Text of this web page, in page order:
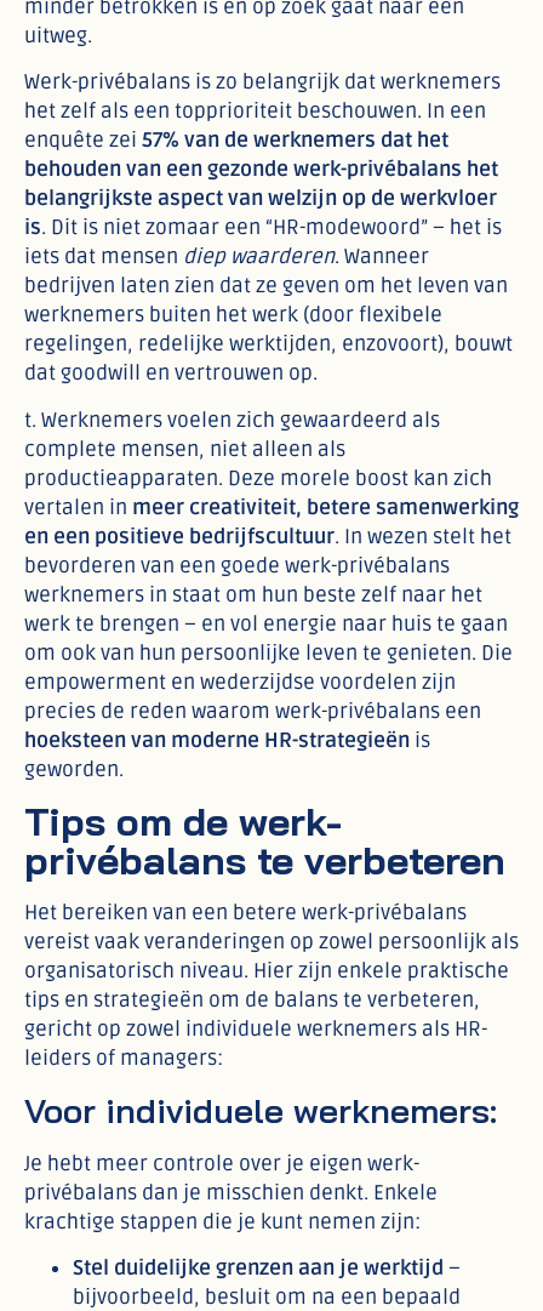
minder betrokken is en op zoek gaat naar een
uitweg.
Werk-privébalans is zo belangrijk dat werknemers
het zelf als een topprioriteit beschouwen. In een
enquête zei 57% van de werknemers dat het
behouden van een gezonde werk-privébalans het
belangrijkste aspect van welzijn op de werkvloer
is. Dit is niet zomaar een “HR-modewoord” – het is
iets dat mensen diep waarderen. Wanneer
bedrijven laten zien dat ze geven om het leven van
werknemers buiten het werk (door flexibele
regelingen, redelijke werktijden, enzovoort), bouwt
dat goodwill en vertrouwen op.
t. Werknemers voelen zich gewaardeerd als
complete mensen, niet alleen als
productieapparaten. Deze morele boost kan zich
vertalen in meer creativiteit, betere samenwerking
en een positieve bedrijfscultuur. In wezen stelt het
bevorderen van een goede werk-privébalans
werknemers in staat om hun beste zelf naar het
werk te brengen – en vol energie naar huis te gaan
om ook van hun persoonlijke leven te genieten. Die
empowerment en wederzijdse voordelen zijn
precies de reden waarom werk-privébalans een
hoeksteen van moderne HR-strategieën is
geworden.
Tips om de werk-
privébalans te verbeteren
Het bereiken van een betere werk-privébalans
vereist vaak veranderingen op zowel persoonlijk als
organisatorisch niveau. Hier zijn enkele praktische
tips en strategieën om de balans te verbeteren,
gericht op zowel individuele werknemers als HR-
leiders of managers:
Voor individuele werknemers:
Je hebt meer controle over je eigen werk-
privébalans dan je misschien denkt. Enkele
krachtige stappen die je kunt nemen zijn:
Stel duidelijke grenzen aan je werktijd –
bijvoorbeeld, besluit om na een bepaald